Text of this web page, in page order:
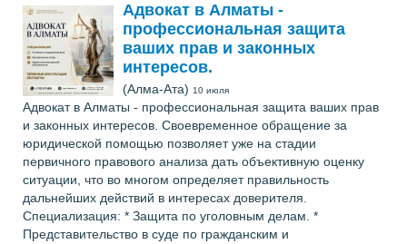
Адвокат в Алматы -
профессиональная защита
ваших прав и законных
интересов.
(Алма-Ата) 10 июля
Адвокат в Алматы - профессиональная защита ваших прав
и законных интересов. Своевременное обращение за
юридической помощью позволяет уже на стадии
первичного правового анализа дать объективную оценку
ситуации, что во многом определяет правильность
дальнейших действий в интересах доверителя.
Специализация: * Защита по уголовным делам. *
Представительство в суде по гражданским и